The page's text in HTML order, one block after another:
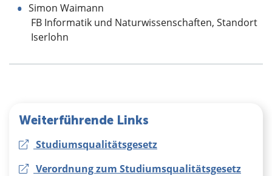
Simon Waimann
FB Informatik und Naturwissenschaften, Standort
Iserlohn
Weiterführende Links
Studiumsqualitätsgesetz
Verordnung zum Studiumsqualitätsgesetz